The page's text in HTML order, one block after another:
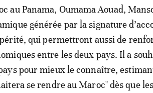
au Panama, Oumama Aouad,
générée par la signature
qui permettront aussi de
entre les deux pays. Il a
pour mieux le connaître,
se rendre au Maroc" dès que